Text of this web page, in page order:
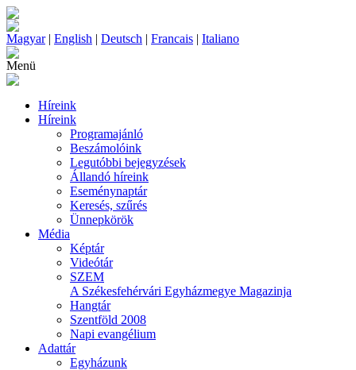
Magyar| English | Deutsch | Francais | Italiano
Menü
Híreink
Híreink
Programajánló
Beszámolóink
Legutóbbi bejegyzések
Állandó híreink
Eseménynaptár
Keresés, szűrés
Ünnepkörök
Média
Képtár
Videótár
SZEM
A Székesfehérvári Egyházmegye Magazinja
Hangtár
Szentföld 2008
Napi evangélium
Adattár
Egyházunk